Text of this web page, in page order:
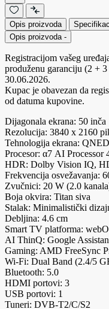
Opis proizvoda
Opis proizvoda -
Registracijom vašeg
produženu garanciju (2 +
30.06.2026.
Kupac je obavezan da
od datuma kupovine.
Dijagonala ekrana: 50 inča
Rezolucija: 3840 x 2160
Tehnologija ekrana:
Procesor: α7 AI Processor
HDR: Dolby Vision IQ,
Frekvencija osvežavanja:
Zvučnici: 20 W (2.0
Boja okvira: Titan siva
Stalak: Minimalistički
Debljina: 4.6 cm
Smart TV platforma:
AI ThinQ: Google
Gaming: AMD FreeSync
Wi-Fi: Dual Band (2.4/5
Bluetooth: 5.0
HDMI portovi: 3
USB portovi: 1
Tuneri: DVB-T2/C/S2